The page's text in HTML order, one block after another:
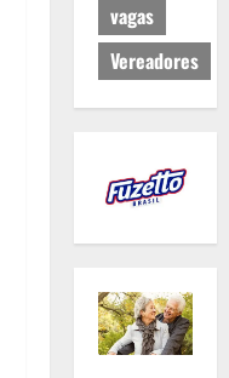
vagas
Vereadores